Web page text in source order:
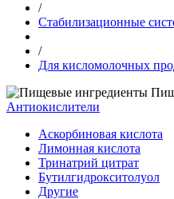
/
Стабилизационные
/
Для кисломолочных
Антиокислители
Аскорбиновая кислота
Лимонная кислота
Тринатрий цитрат
Бутилгидрокситолуол
Другие